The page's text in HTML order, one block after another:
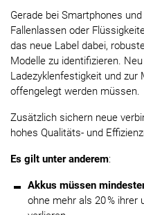
Gerade bei Smartphones
Fallenlassen oder
das neue Label dabei,
Modelle zu identifizieren.
Ladezyklenfestigkeit und zur
offengelegt werden müssen.
Zusätzlich sichern neue
hohes Qualitäts- und
Es gilt unter anderem:
Akkus müssen
ohne mehr als 20 % ihrer